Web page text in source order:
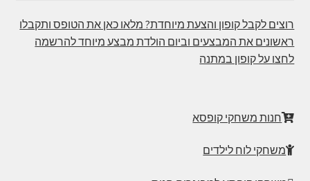
רוצים לקבל קופון והצעת מיוחדת? מלאו כאן את הטופס ותקבלו
ראשונים את המבצעים וביום הולדת מבצע מיוחד להרשמה
לחצו על קופון במתנה
חנות משחקי קופסא
משחקי לוח לילדים